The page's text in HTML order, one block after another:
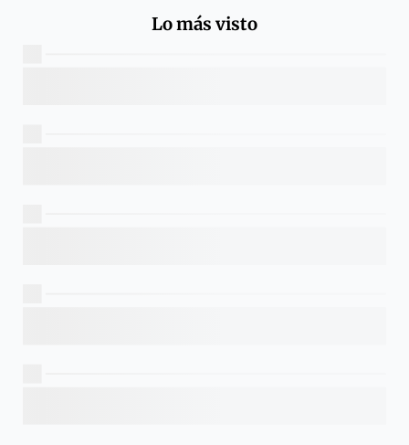
Lo más visto